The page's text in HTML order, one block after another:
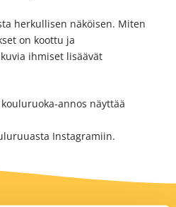
herkullisen näköisen. Miten
on koottu ja
ihmiset lisäävät
annos näyttää
Instagramiin.